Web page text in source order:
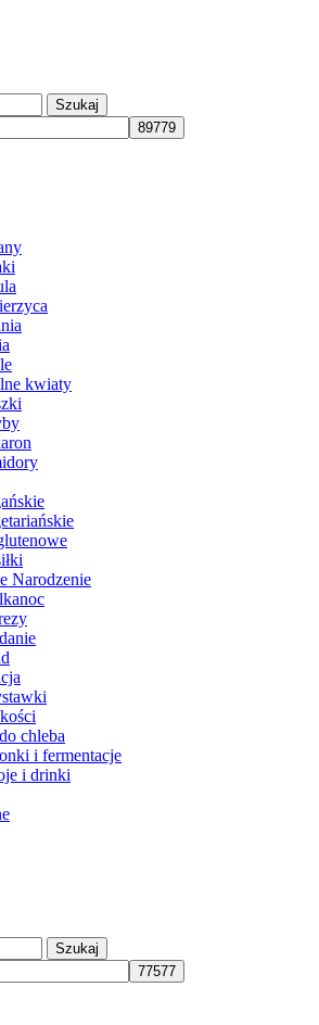
kwiaty
Narodzenie
chleba
i fermentacje
i drinki